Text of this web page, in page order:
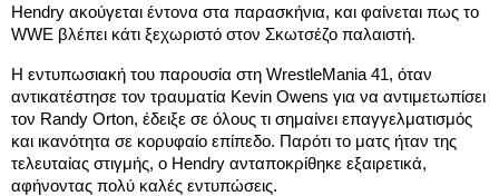
Hendry ακούγεται έντονα στα παρασκήνια, και φαίνεται πως το
WWE βλέπει κάτι ξεχωριστό στον Σκωτσέζο παλαιστή.
Η εντυπωσιακή του παρουσία στη WrestleMania 41, όταν
αντικατέστησε τον τραυματία Kevin Owens για να αντιμετωπίσει
τον Randy Orton, έδειξε σε όλους τι σημαίνει επαγγελματισμός
και ικανότητα σε κορυφαίο επίπεδο. Παρότι το ματς ήταν της
τελευταίας στιγμής, ο Hendry ανταποκρίθηκε εξαιρετικά,
αφήνοντας πολύ καλές εντυπώσεις.